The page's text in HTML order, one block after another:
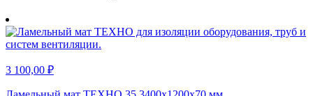
3 100,00 ₽